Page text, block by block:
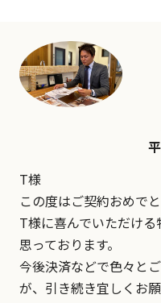
T様
この度はご契約おめで
T様に喜んでいただけ
思っております。
今後決済などで色々と
が、引き続き宜しくお願